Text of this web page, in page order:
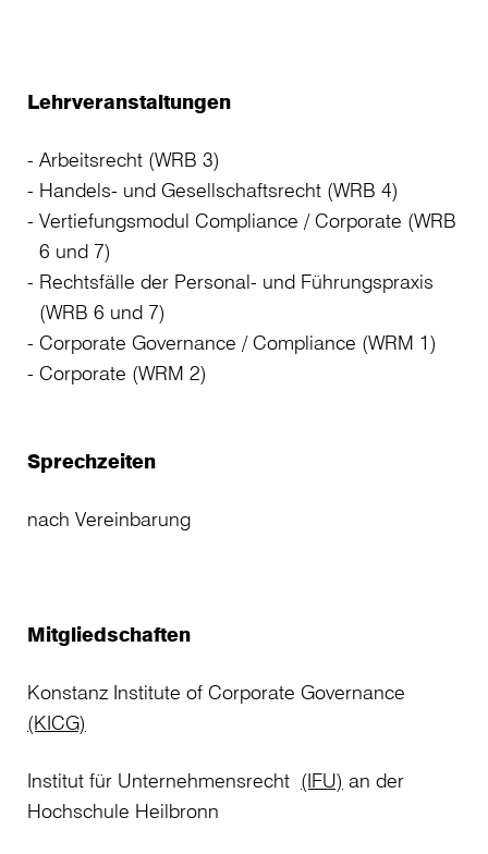
Lehrveranstaltungen
Arbeitsrecht (WRB 3)
Handels- und Gesellschaftsrecht (WRB 4)
Vertiefungsmodul Compliance / Corporate (WRB
6 und 7)
Rechtsfälle der Personal- und Führungspraxis
(WRB 6 und 7)
Corporate Governance / Compliance (WRM 1)
Corporate (WRM 2)
Sprechzeiten
nach Vereinbarung
Mitgliedschaften
Konstanz Institute of Corporate Governance
(KICG)
Institut für Unternehmensrecht (IFU) an der
Hochschule Heilbronn